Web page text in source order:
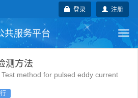
注册
登录
共服务平台
行业标准
测方法
method for pulsed eddy current